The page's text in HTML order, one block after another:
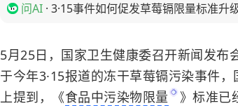
问AI · 3·15事件如何促发草莓镉限量标准升
5月25日，国家卫生健康委召开新闻发布
于今年3·15报道的冻干草莓镉污染事件
上提到，《食品中污染物限量 》标准已